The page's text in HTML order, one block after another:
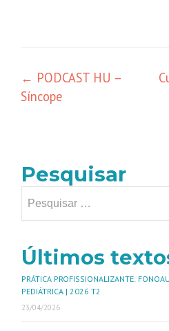
← PODCAST HU –
Síncope
Pesquisar
Últimos
PRÁTICA PROFISSIONALIZANTE:
PEDIÁTRICA | 2026 T2
23/04/2026